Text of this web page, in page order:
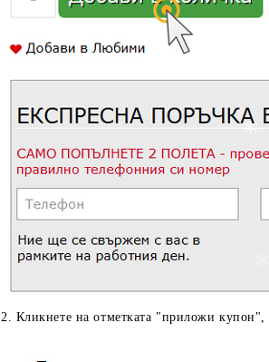
2. Кликнете на отметката "приложи купон",